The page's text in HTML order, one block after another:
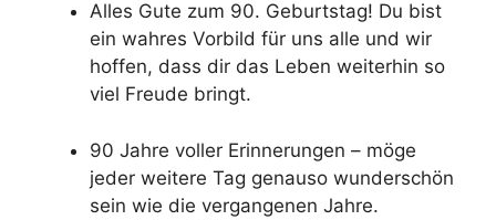
Alles Gute zum 90. Geburtstag! Du bist
ein wahres Vorbild für uns alle und wir
hoffen, dass dir das Leben weiterhin so
viel Freude bringt.
90 Jahre voller Erinnerungen – möge
jeder weitere Tag genauso wunderschön
sein wie die vergangenen Jahre.